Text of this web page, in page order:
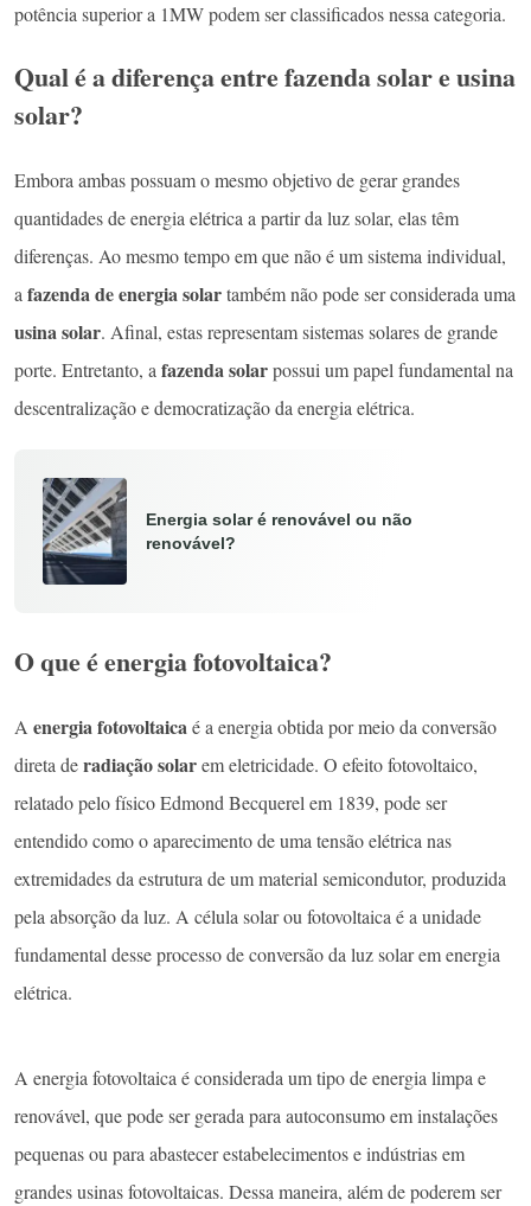
potência superior a 1MW podem ser classificados nessa categoria.
Qual é a diferença entre fazenda solar e usina
solar?
Embora ambas possuam o mesmo objetivo de gerar grandes
quantidades de energia elétrica a partir da luz solar, elas têm
diferenças. Ao mesmo tempo em que não é um sistema individual,
a fazenda de energia solartambém não pode ser considerada uma
usina solar. Afinal, estas representam sistemas solares de grande
porte. Entretanto, a fazenda solarpossui um papel fundamental na
descentralização e democratização da energia elétrica.
Energia solar é renovável ou não
renovável?
O que é energia fotovoltaica?
A energia fotovoltaicaé a energia obtida por meio da conversão
direta deradiação solarem eletricidade. O efeito fotovoltaico,
relatado pelo físico Edmond Becquerel em 1839, pode ser
entendido como o aparecimento de uma tensão elétrica nas
extremidades da estrutura de um material semicondutor, produzida
pela absorção da luz. A célula solar ou fotovoltaica é a unidade
fundamental desse processo de conversão da luz solar em energia
elétrica.
A energia fotovoltaica é considerada um tipo de energia limpa e
renovável, que pode ser gerada para autoconsumo em instalações
pequenas ou para abastecer estabelecimentos e indústrias em
grandes usinas fotovoltaicas. Dessa maneira, além de poderem ser